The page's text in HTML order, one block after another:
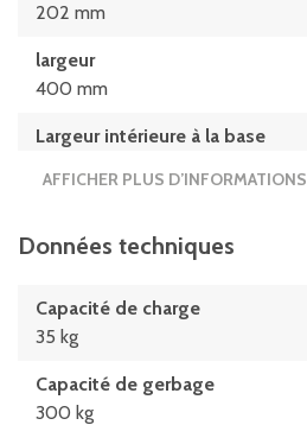
202 mm
largeur
400 mm
Largeur intérieure à la base
368 mm
600 mm
559 mm
AFFICHER PLUS D’INFORMATIONS
Données techniques
Capacité de charge
35 kg
Capacité de gerbage
300 kg